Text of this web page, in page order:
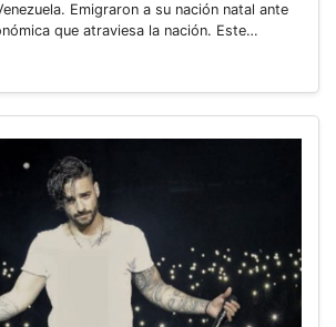
Emigraron a su nación natal ante
que atraviesa la nación. Este…